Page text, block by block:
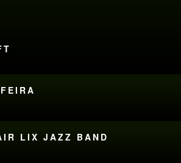
LIX JAZZ BAND